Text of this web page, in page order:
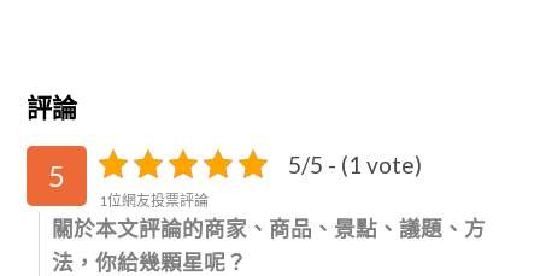
評論
5 5/5 - (1 vote)
1位網友投票評論
關於本文評論的商家、商品、景點、議題、方
法，你給幾顆星呢？